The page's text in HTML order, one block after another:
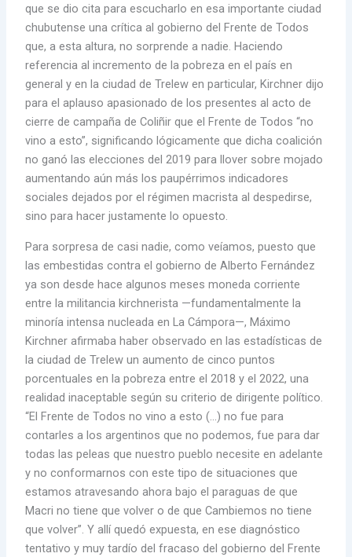
que se dio cita para escucharlo en esa importante ciudad
chubutense una crítica al gobierno del Frente de Todos
que, a esta altura, no sorprende a nadie. Haciendo
referencia al incremento de la pobreza en el país en
general y en la ciudad de Trelew en particular, Kirchner dijo
para el aplauso apasionado de los presentes al acto de
cierre de campaña de Coliñir que el Frente de Todos “no
vino a esto”, significando lógicamente que dicha coalición
no ganó las elecciones del 2019 para llover sobre mojado
aumentando aún más los paupérrimos indicadores
sociales dejados por el régimen macrista al despedirse,
sino para hacer justamente lo opuesto.
Para sorpresa de casi nadie, como veíamos, puesto que
las embestidas contra el gobierno de Alberto Fernández
ya son desde hace algunos meses moneda corriente
entre la militancia kirchnerista —fundamentalmente la
minoría intensa nucleada en La Cámpora—, Máximo
Kirchner afirmaba haber observado en las estadísticas de
la ciudad de Trelew un aumento de cinco puntos
porcentuales en la pobreza entre el 2018 y el 2022, una
realidad inaceptable según su criterio de dirigente político.
“El Frente de Todos no vino a esto (…) no fue para
contarles a los argentinos que no podemos, fue para dar
todas las peleas que nuestro pueblo necesite en adelante
y no conformarnos con este tipo de situaciones que
estamos atravesando ahora bajo el paraguas de que
Macri no tiene que volver o de que Cambiemos no tiene
que volver”. Y allí quedó expuesta, en ese diagnóstico
tentativo y muy tardío del fracaso del gobierno del Frente